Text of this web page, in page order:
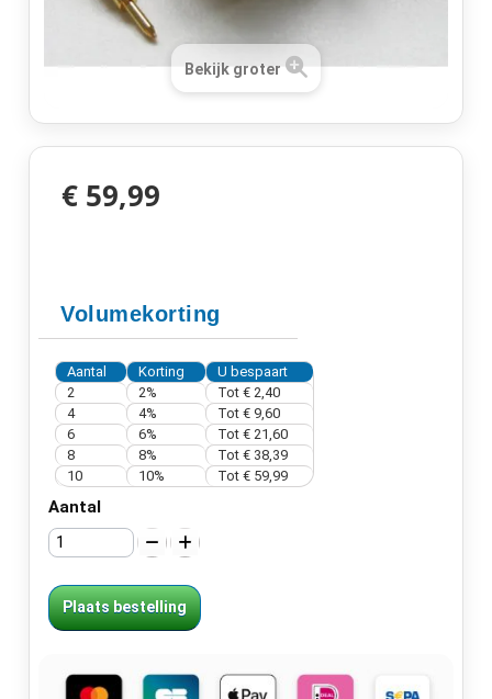
Bekijk groter
€ 59,99
Volumekorting
Aantal Korting
U bespaart
2
2% Tot € 2,40
4
4% Tot € 9,60
6
6% Tot € 21,60
8
8% Tot € 38,39
10
10% Tot € 59,99
Aantal
Plaats bestelling